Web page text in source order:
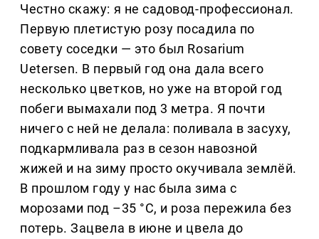
Честно скажу: я не садовод-профессионал.
Первую плетистую розу посадила по
совету соседки — это был Rosarium
Uetersen. В первый год она дала всего
несколько цветков, но уже на второй год
побеги вымахали под 3 метра. Я почти
ничего с ней не делала: поливала в засуху,
подкармливала раз в сезон навозной
жижей и на зиму просто окучивала землёй.
В прошлом году у нас была зима с
морозами под –35 °C, и роза пережила без
потерь. Зацвела в июне и цвела до